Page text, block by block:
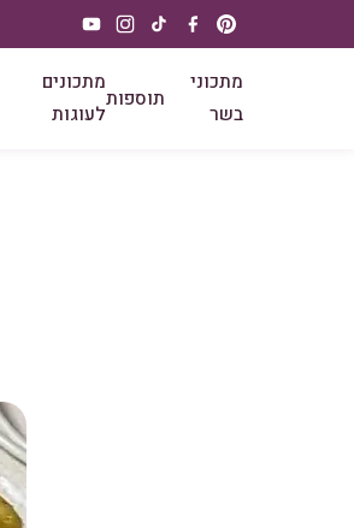
מתכוני
בשר
תוספות
מתכונים
לעוגות